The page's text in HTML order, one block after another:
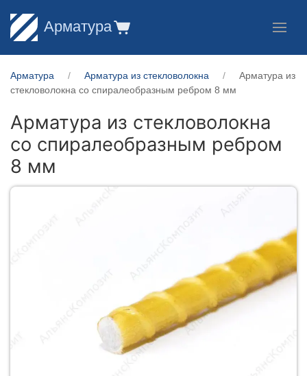
Арматура
Арматура Арматура из стекловолокна
Арматура из
стекловолокна со спиралеобразным ребром 8 мм
Арматура из стекловолокна
со спиралеобразным ребром
8 мм